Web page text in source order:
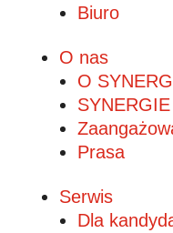
Biuro
O nas
O
Prasa
Serwis
Dla